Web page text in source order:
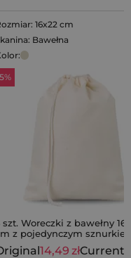
16x22 cm
Bawełna
szt. Woreczki z bawełny 16
z pojedynczym
naturalne, na prezenty
14,49 złCurrent